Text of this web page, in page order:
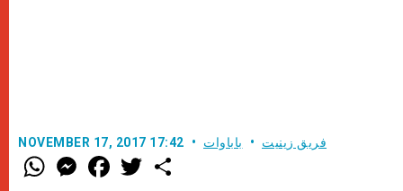
NOVEMBER 17, 2017 17:42 فريق زينيت باباوات
W
h
M
e
F
a w